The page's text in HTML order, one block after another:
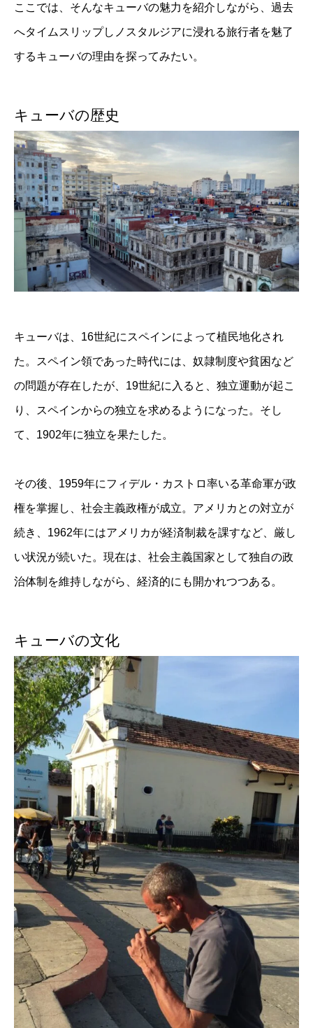
ここでは、そんなキューバの魅力を紹介しながら、過去
へタイムスリップしノスタルジアに浸れる旅行者を魅了
するキューバの理由を探ってみたい。
キューバの歴史
キューバは、16世紀にスペインによって植民地化され
た。スペイン領であった時代には、奴隷制度や貧困など
の問題が存在したが、19世紀に入ると、独立運動が起こ
り、スペインからの独立を求めるようになった。そし
て、1902年に独立を果たした。
その後、1959年にフィデル・カストロ率いる革命軍が政
権を掌握し、社会主義政権が成立。アメリカとの対立が
続き、1962年にはアメリカが経済制裁を課すなど、厳し
い状況が続いた。現在は、社会主義国家として独自の政
治体制を維持しながら、経済的にも開かれつつある。
キューバの文化